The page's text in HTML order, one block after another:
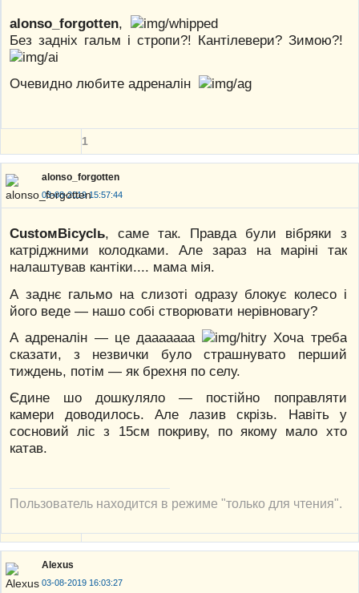
alonso_forgotten,
Без задніх гальм і стропи?! Кантілевери? Зимою?!
Очевидно любите адреналін
1
alonso_forgotten
03-08-2019 15:57:44
CustoмBicyclь, саме так. Правда були вібряки з
катріджними колодками. Але зараз на маріні так
налаштував кантіки.... мама мія.
А заднє гальмо на слизоті одразу блокує колесо і
його веде — нашо собі створювати нерівновагу?
А адреналін — це дааааааа
Хоча треба
сказати, з незвички було страшнувато перший
тиждень, потім — як брехня по селу.
Єдине шо дошкуляло — постійно поправляти
камери доводилось. Але лазив скрізь. Навіть у
сосновий ліс з 15см покриву, по якому мало хто
катав.
Пользователь находится в режиме "только для чтения".
Alexus
03-08-2019 16:03:27